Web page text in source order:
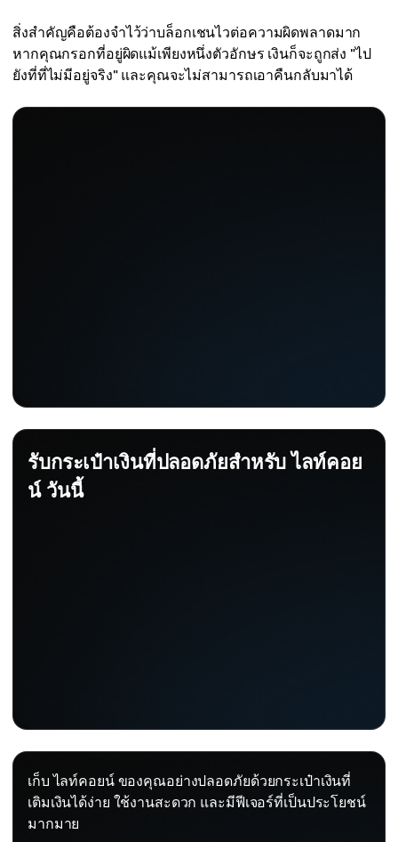
สิ่งสำคัญคือต้องจำไว้ว่าบล็อกเชนไวต่อความผิดพลาดมาก
หากคุณกรอกที่อยู่ผิดแม้เพียงหนึ่งตัวอักษร เงินก็จะถูกส่ง "ไป
ยังที่ที่ไม่มีอยู่จริง" และคุณจะไม่สามารถเอาคืนกลับมาได้
รับกระเป๋าเงินที่ปลอดภัยสำหรับ ไลท์คอย
น์ วันนี้
เก็บ ไลท์คอยน์ ของคุณอย่างปลอดภัยด้วยกระเป๋าเงินที่
เติมเงินได้ง่าย ใช้งานสะดวก และมีฟีเจอร์ที่เป็นประโยชน์
มากมาย